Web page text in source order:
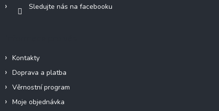
Sledujte nás na facebooku
Kontakty
Doprava a platba
Věrnostní program
Moje objednávka